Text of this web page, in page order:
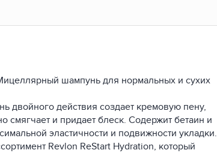
шампунь для нормальных и сухих
действия создает кремовую пену,
и придает блеск. Содержит бетаин и
эластичности и подвижности укладки.
Revlon ReStart Hydration, который